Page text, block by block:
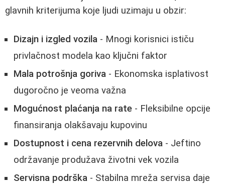
glavnih kriterijuma koje ljudi uzimaju u obzir:
Dizajn i izgled vozila - Mnogi korisnici ističu
privlačnost modela kao ključni faktor
Mala potrošnja goriva - Ekonomska isplativost
dugoročno je veoma važna
Mogućnost plaćanja na rate - Fleksibilne opcije
finansiranja olakšavaju kupovinu
Dostupnost i cena rezervnih delova - Jeftino
održavanje produžava životni vek vozila
Servisna podrška - Stabilna mreža servisa daje